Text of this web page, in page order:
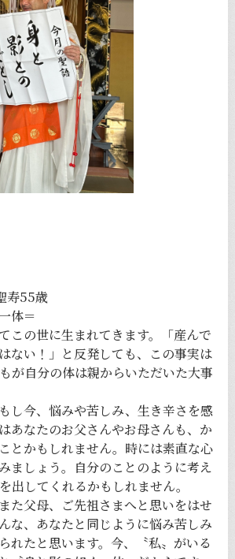
寿55歳
体＝
この世に生まれてきます。「産んで
ない！」と反発しても、この事実は
が自分の体は親からいただいた大事
し今、悩みや苦しみ、生き辛さを感
あなたのお父さんやお母さんも、か
とかもしれません。時には素直な心
ましょう。自分のことのように考え
出してくれるかもしれません。
た父母、ご先祖さまへと思いをはせ
な、あなたと同じように悩み苦しみ
れたと思います。今、〝私〟がいる